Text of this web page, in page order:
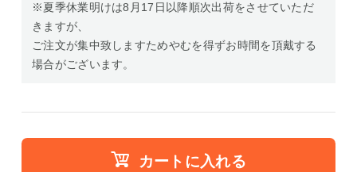
※夏季休業明けは8月17日以降順次出荷をさせていただ
きますが、
ご注文が集中致しますためやむを得ずお時間を頂戴する
場合がございます。
カートに入れる